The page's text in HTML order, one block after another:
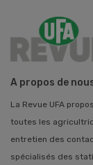
A propos de
La Revue UFA
toutes les
entretien des
spécialisés des